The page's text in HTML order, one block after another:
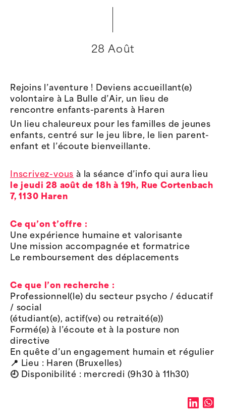
28 Août
Rejoins l’aventure ! Deviens accueillant(e)
volontaire à La Bulle d’Air, un lieu de
rencontre enfants-parents à Haren
Un lieu chaleureux pour les familles de jeunes
enfants, centré sur le jeu libre, le lien parent-
enfant et l’écoute bienveillante.
Inscrivez-vous à la séance d’info qui aura lieu
le jeudi 28 août de 18h à 19h, Rue Cortenbach
7, 1130 Haren
Ce qu’on t’offre :
Une expérience humaine et valorisante
Une mission accompagnée et formatrice
Le remboursement des déplacements
Ce que l’on recherche :
Professionnel(le) du secteur psycho / éducatif
/ social
(étudiant(e), actif(ve) ou retraité(e))
Formé(e) à l’écoute et à la posture non
directive
En quête d’un engagement humain et régulier
📍 Lieu : Haren (Bruxelles)
🕘 Disponibilité : mercredi (9h30 à 11h30)